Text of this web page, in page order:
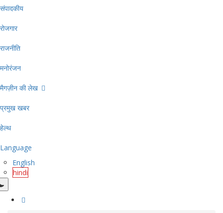
संपादकीय
रोजगार
राजनीति
मनोरंजन
मैगज़ीन की लेख
प्रमुख खबर
हेल्थ
Language
English
hindi